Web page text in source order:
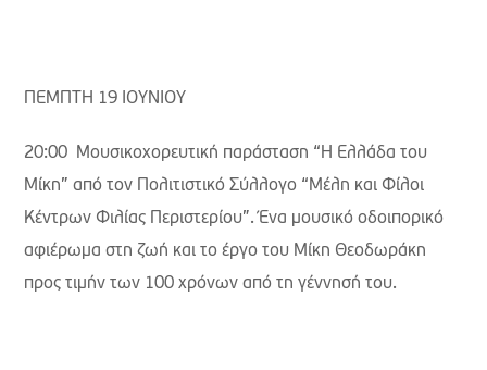
ΠΕΜΠΤΗ 19 ΙΟΥΝΙΟΥ
20:00 Μουσικοχορευτική παράσταση “Η Ελλάδα του
Μίκη” από τον Πολιτιστικό Σύλλογο “Μέλη και Φίλοι
Κέντρων Φιλίας Περιστερίου”. Ένα μουσικό οδοιπορικό
αφιέρωμα στη ζωή και το έργο του Μίκη Θεοδωράκη
προς τιμήν των 100 χρόνων από τη γέννησή του.